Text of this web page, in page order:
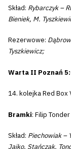
Skład: Rybarczyk –
Bieniek, M.
Rezerwowe:
Tyszkiewicz;
Warta II Poznań
14. kolejka Red Box
Bramki: Filip
Skład: Piechowiak –
Jajko, Stańczak,